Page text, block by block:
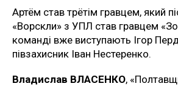
Артём став трётім гравцем, який
«Ворскли» з УПЛ став гравцем
команді вже виступають Ігор
півзахисник Іван Нестеренко.
Владислав ВЛАСЕНКО,